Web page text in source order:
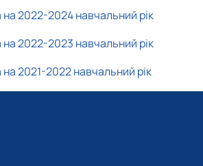
на 2022-2024 навчальний рік
на 2022-2023 навчальний рік
2021-2022 навчальний рік